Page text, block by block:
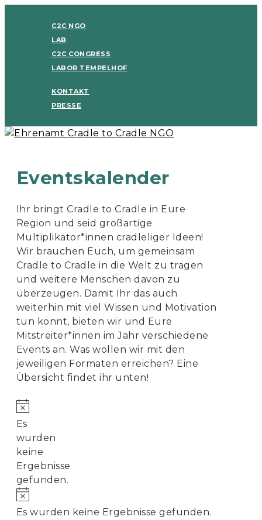
C2C NGO
LAB
C2C CONGRESS
LABOR TEMPELHOF
KONTAKT
PRESSE
Eventskalender
Ihr bringt Cradle to Cradle in Eure
Region und seid großartige
Multiplikator*innen cradleliger Ideen!
Wir brauchen Euch, um gemeinsam
Cradle to Cradle in die Welt zu tragen
und weitere Menschen davon zu
überzeugen. Damit Ihr das auch
weiterhin mit viel Wissen und Motivation
tun könnt, bieten wir und Eure
Mitstreiter*innen im Jahr verschiedene
Events an. Was wollen wir mit den
jeweiligen Formaten erreichen? Eine
Übersicht findet ihr unten!
Hinweis
Es
wurden
keine
Ergebnisse
gefunden.
Hinweis
Es wurden keine Ergebnisse gefunden.